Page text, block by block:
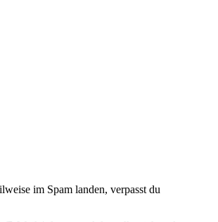
im Spam landen, verpasst du